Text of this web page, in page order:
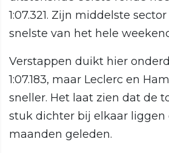
1:07.321. Zijn middelste
snelste van het hele
Verstappen duikt hier
1:07.183, maar Leclerc en
sneller. Het laat zien dat de
stuk dichter bij elkaar liggen
maanden geleden.